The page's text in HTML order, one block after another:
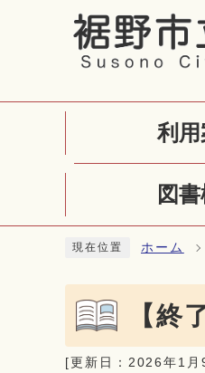
ページの先頭です
利
図
現在位置 ホーム
【終
[更新日： 2026年1月